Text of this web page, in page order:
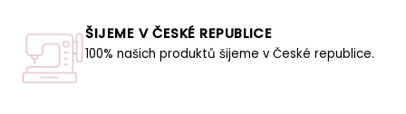
ŠIJEME V ČESKÉ REPUBLICE
100% našich produktů šijeme v České republice.